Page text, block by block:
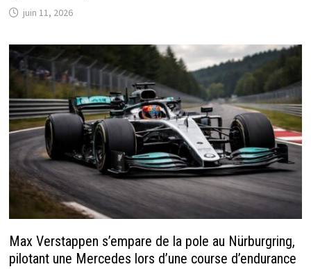
juin 11, 2026
Max Verstappen s’empare de la pole au Nürburgring,
pilotant une Mercedes lors d’une course d’endurance